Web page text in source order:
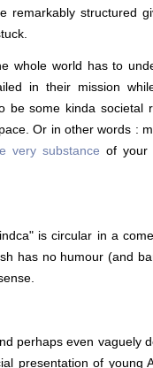
remarkably structured
whole world has to
in their mission
be some kinda societal
Or in other words :
very substance of your
is circular in a
has no humour (and
perhaps even vaguely
presentation of young